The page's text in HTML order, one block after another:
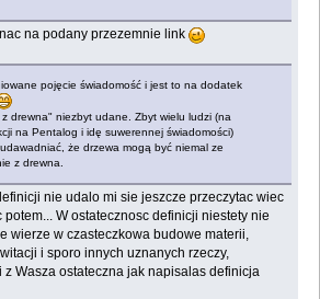
na podany przezemnie link
pojęcie świadomość i jest to na dodatek
drewna" niezbyt udane. Zbyt wielu ludzi (na
na Pentalog i idę suwerennej świadomości)
że drzewa mogą być niemal ze
z drewna.
nie udalo mi sie jeszcze przeczytac wiec
W ostatecznosc definicji niestety nie
wierze w czasteczkowa budowe materii,
i sporo innych uznanych rzeczy,
Wasza ostateczna jak napisalas definicja